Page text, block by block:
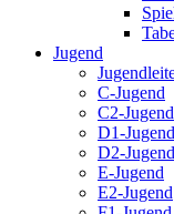
Jugend
C-Jugend
C2-Jugend
D1-Jugend
D2-Jugend
E-Jugend
E2-Jugend